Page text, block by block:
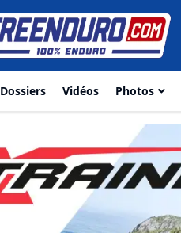
Dossiers Vidéos Photos